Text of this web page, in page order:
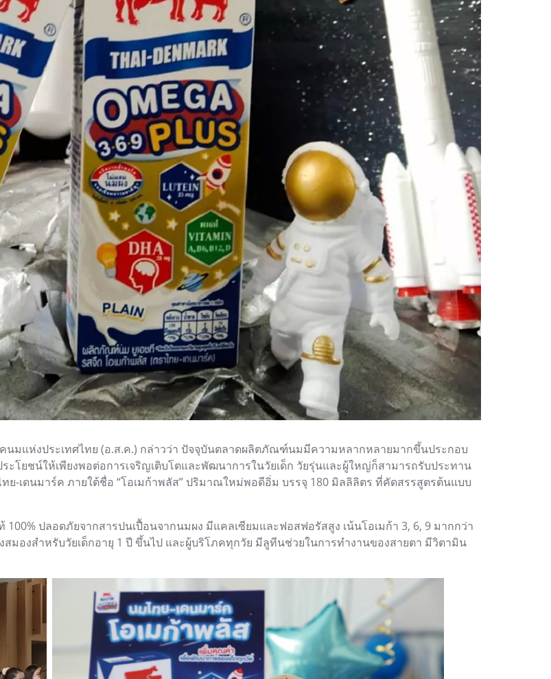
คนมแห่งประเทศไทย (อ.ส.ค.) กล่าวว่า ปัจจุบันตลาดผลิตภัณฑ์นมมีความหลากหลายมากขึ้นประกอบ
โยชน์ให้เพียงพอต่อการเจริญเติบโตและพัฒนาการในวัยเด็ก วัยรุ่นและผู้ใหญ่ก็สามารถรับประทาน
-เดนมาร์ค ภายใต้ชื่อ “โอเมก้าพลัส” ปริมาณใหม่พอดีอิ่ม บรรจุ 180 มิลลิลิตร ที่คัดสรรสูตรต้นแบบ
ปลอดภัยจากสารปนเปื้อนจากนมผง มีแคลเซียมและฟอสฟอรัสสูง เน้นโอเมก้า 3, 6, 9 มากกว่า
มองสำหรับวัยเด็กอายุ 1 ปี ขึ้นไป และผู้บริโภคทุกวัย มีลูทีนช่วยในการทำงานของสายตา มีวิตามิน